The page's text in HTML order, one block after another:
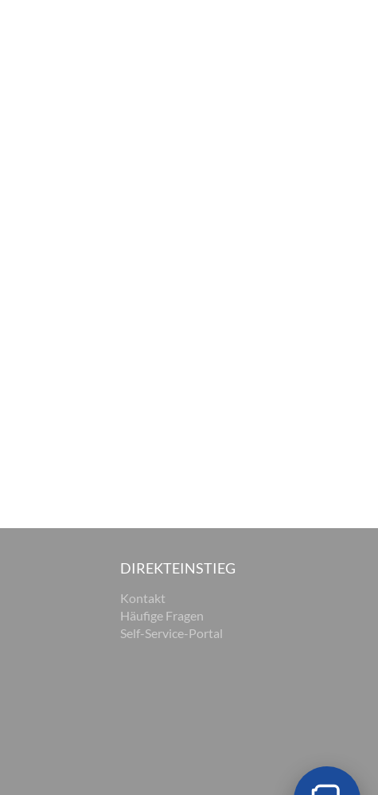
DIREKTEINSTIEG
Kontakt
Häufige Fragen
Self-Service-Portal